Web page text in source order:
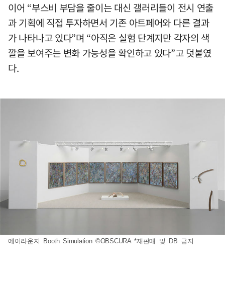
이어 “부스비 부담을 줄이는 대신 갤러리들이 전시 연출
과 기획에 직접 투자하면서 기존 아트페어와 다른 결과
가 나타나고 있다”며 “아직은 실험 단계지만 각자의 색
깔을 보여주는 변화 가능성을 확인하고 있다”고 덧붙였
다.
에이라운지 Booth Simulation ©OBSCURA *재판매 및 DB 금지